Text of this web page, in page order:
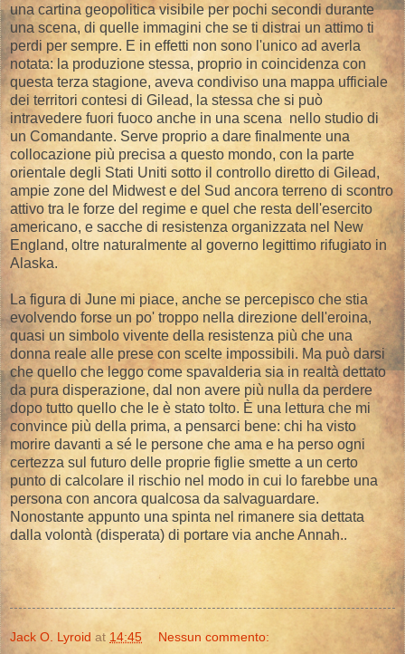
una cartina geopolitica visibile per pochi secondi durante
una scena, di quelle immagini che se ti distrai un attimo ti
perdi per sempre. E in effetti non sono l'unico ad averla
notata: la produzione stessa, proprio in coincidenza con
questa terza stagione, aveva condiviso una mappa ufficiale
dei territori contesi di Gilead, la stessa che si può
intravedere fuori fuoco anche in una scena nello studio di
un Comandante. Serve proprio a dare finalmente una
collocazione più precisa a questo mondo, con la parte
orientale degli Stati Uniti sotto il controllo diretto di Gilead,
ampie zone del Midwest e del Sud ancora terreno di scontro
attivo tra le forze del regime e quel che resta dell'esercito
americano, e sacche di resistenza organizzata nel New
England, oltre naturalmente al governo legittimo rifugiato in
Alaska.
La figura di June mi piace, anche se percepisco che stia
evolvendo forse un po' troppo nella direzione dell'eroina,
quasi un simbolo vivente della resistenza più che una
donna reale alle prese con scelte impossibili. Ma può darsi
che quello che leggo come spavalderia sia in realtà dettato
da pura disperazione, dal non avere più nulla da perdere
dopo tutto quello che le è stato tolto. È una lettura che mi
convince più della prima, a pensarci bene: chi ha visto
morire davanti a sé le persone che ama e ha perso ogni
certezza sul futuro delle proprie figlie smette a un certo
punto di calcolare il rischio nel modo in cui lo farebbe una
persona con ancora qualcosa da salvaguardare.
Nonostante appunto una spinta nel rimanere sia dettata
dalla volontà (disperata) di portare via anche Annah..
Jack O. Lyroid at 14:45 Nessun commento: